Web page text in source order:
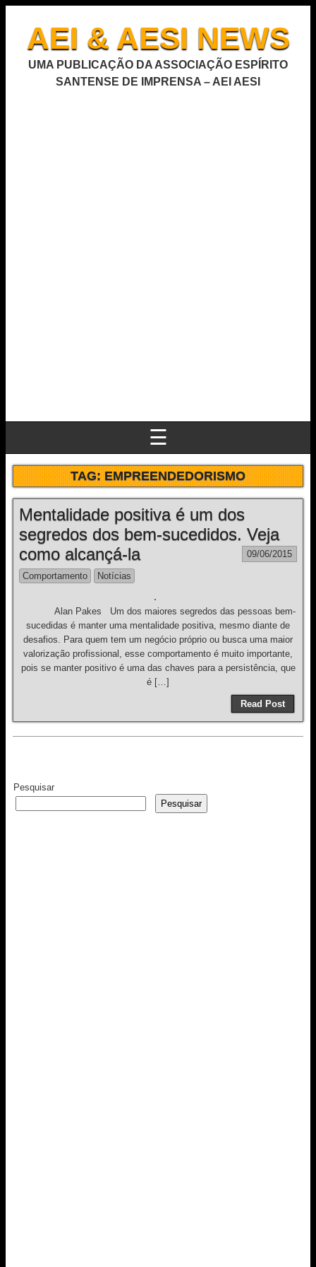
AEI & AESI NEWS
UMA PUBLICAÇÃO DA ASSOCIAÇÃO ESPÍRITO
SANTENSE DE IMPRENSA – AEI AESI
☰
TAG:EMPREENDEDORISMO
Mentalidade positiva é um dos
segredos dos bem-sucedidos. Veja
como alcançá-la
09/06/2015
Comportamento Notícias
Alan Pakes Um dos maiores segredos das pessoas bem-
sucedidas é manter uma mentalidade positiva, mesmo diante de
desafios. Para quem tem um negócio próprio ou busca uma maior
valorização profissional, esse comportamento é muito importante,
pois se manter positivo é uma das chaves para a persistência, que
é […]
Read Post
Pesquisar
Pesquisar